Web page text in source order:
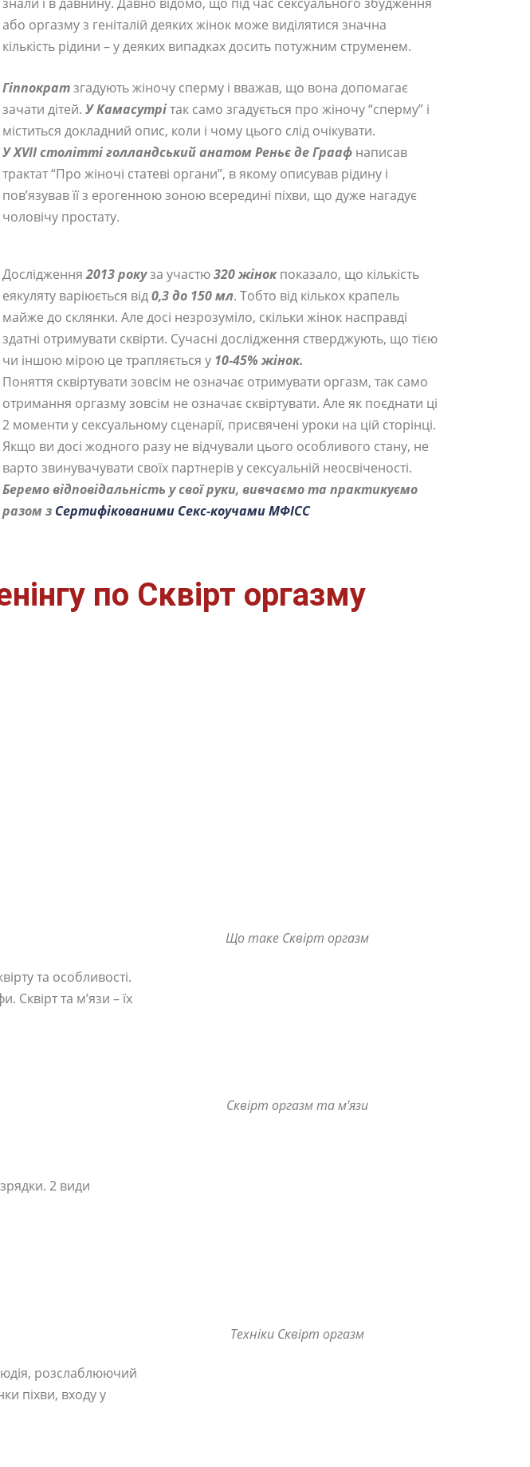
або оргазму з геніталій деяких жінок може виділятися значна
кількість рідини – у деяких випадках досить потужним струменем.
Гіппократзгадують жіночу сперму і вважав, що вона допомагає
зачати дітей. У Камасутрітак само згадується про жіночу “сперму” і
міститься докладний опис, коли і чому цього слід очікувати.
У ХVII столітті голландський анатом Реньє де Грааф написав
трактат “Про жіночі статеві органи”, в якому описував рідину і
пов’язував її з ерогенною зоною всередині піхви, що дуже нагадує
чоловічу простату.
Дослідження2013 рокуза участю320 жінокпоказало, що кількість
еякуляту варіюється від0,3 до 150 мл. Тобто від кількох крапель
майже до склянки. Але досі незрозуміло, скільки жінок насправді
здатні отримувати сквірти. Сучасні дослідження стверджують, що тією
чи іншою мірою це трапляється у 10-45% жінок.
Поняття сквіртувати зовсім не означає отримувати оргазм, так само
отримання оргазму зовсім не означає сквіртувати. Але як поєднати ці
2 моменти у сексуальному сценарії, присвячені уроки на цій сторінці.
Якщо ви досі жодного разу не відчували цього особливого стану, не
варто звинувачувати своїх партнерів у сексуальній неосвіченості.
Беремо відповідальність у свої руки, вивчаємо та практикуємо
разом з Сертифікованими Секс-коучами МФІСС
по Сквірт оргазму
та особливості.
Сквірт та м’язи – їх
Що таке Сквірт оргазм
2 види
Сквірт оргазм та м'язи
розслаблюючий
піхви, входу у
Техніки Сквірт оргазм